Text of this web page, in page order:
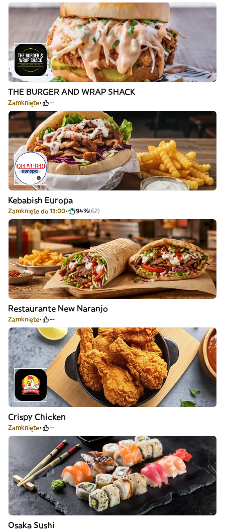
THE BURGER AND WRAP SHACK
Zamknięte --
Kebabish Europa
Zamknięte do 13:00 94%(62)
Restaurante New Naranjo
Zamknięte --
Crispy Chicken
Zamknięte --
Osaka Sushi